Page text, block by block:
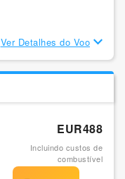
Ver Detalhes do Voo
EUR488
Incluindo custos de
combustível